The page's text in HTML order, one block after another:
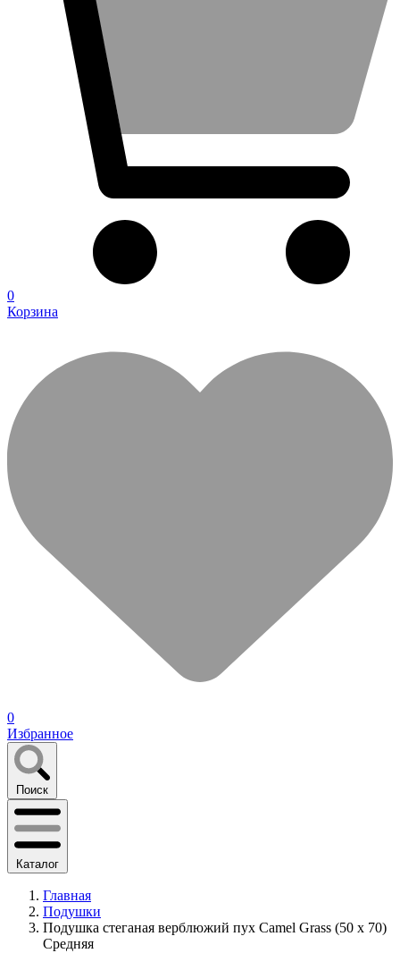
0
Корзина
0
Избранное
Поиск
Каталог
Главная
Подушки
Подушка стеганая верблюжий пух Camel Grass (50 x 70)
Средняя